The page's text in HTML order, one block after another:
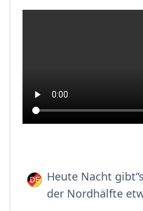
Heute Nacht
der Nordhälfte